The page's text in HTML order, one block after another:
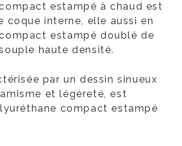
estampé à chaud est
coque interne, elle aussi en
estampé doublé de
haute densité.
par un dessin sinueux
et légèreté, est
compact estampé